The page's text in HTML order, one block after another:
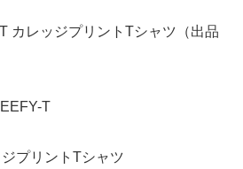
カレッジプリントTシャツ（出品
T
ジプリントTシャツ